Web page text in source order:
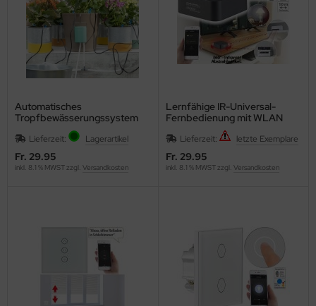
Automatisches
Tropfbewässerungssystem
für Blumentöpfe
Lieferzeit: Lagerartikel
Fr. 29.95
inkl. 8.1 % MWST zzgl. Versandkosten
Lernfähige IR-Universal-
Fernbedienung mit WLAN
und App-Steuerung
Lieferzeit: letzte Exemplare
Fr. 29.95
inkl. 8.1 % MWST zzgl. Versandkosten